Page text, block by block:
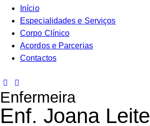
Início
Especialidades e Serviços
Corpo Clínico
Acordos e Parcerias
Contactos
Enfermeira
Enf. Joana Leite